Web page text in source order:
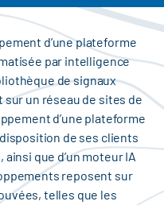
d’une plateforme
par intelligence
de signaux
un réseau de sites de
d’une plateforme
de ses clients
que d’un moteur IA
reposent sur
telles que les